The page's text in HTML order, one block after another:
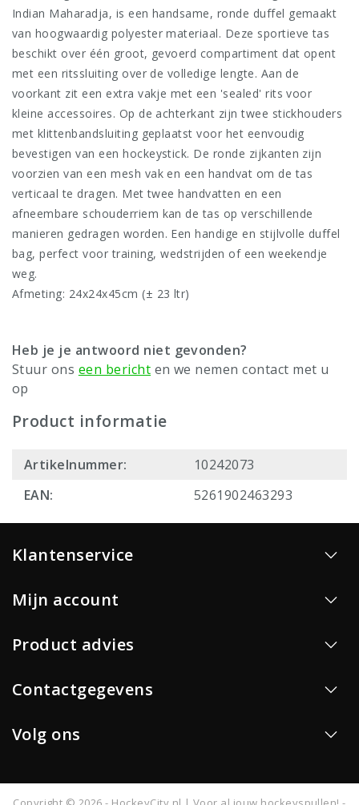
Indian Maharadja, is een handsame, ronde duffel gemaakt
van hoogwaardig polyester materiaal. Deze sportieve tas
beschikt over één groot, gevoerd compartiment dat opent
met een ritssluiting over de volledige lengte. Aan de
voorkant zit een extra vakje met een 'sealed' rits voor
kleine accessoires. Op de achterkant zijn twee stickhouders
met klittenbandsluiting geplaatst voor het eenvoudig
bevestigen van een hockeystick. De ronde zijkanten zijn
voorzien van een mesh vak en een handvat om de tas
verticaal te dragen. Met twee handvatten en een
afneembare schouderriem kan de tas op verschillende
manieren gedragen worden. Een handige en stijlvolle duffel
bag, perfect voor training, wedstrijden of een weekendje
weg.
Afmeting: 24x24x45cm (± 23 ltr)
Heb je je antwoord niet gevonden?
Stuur ons een bericht en we nemen contact met u
op
Product informatie
Artikelnummer:
10242073
EAN:
5261902463293
Klantenservice
Mijn account
Product advies
Contactgegevens
Volg ons